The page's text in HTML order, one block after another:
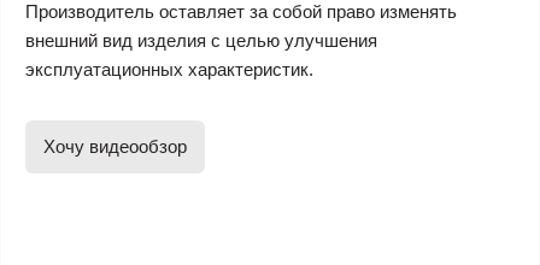
Производитель оставляет за собой право изменять
внешний вид изделия с целью улучшения
эксплуатационных характеристик.
Хочу видеообзор